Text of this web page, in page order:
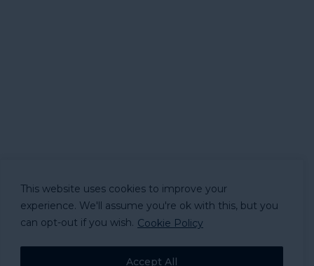
This website uses cookies to improve your
experience. We'll assume you're ok with this, but you
can opt-out if you wish. Cookie Policy
Accept All